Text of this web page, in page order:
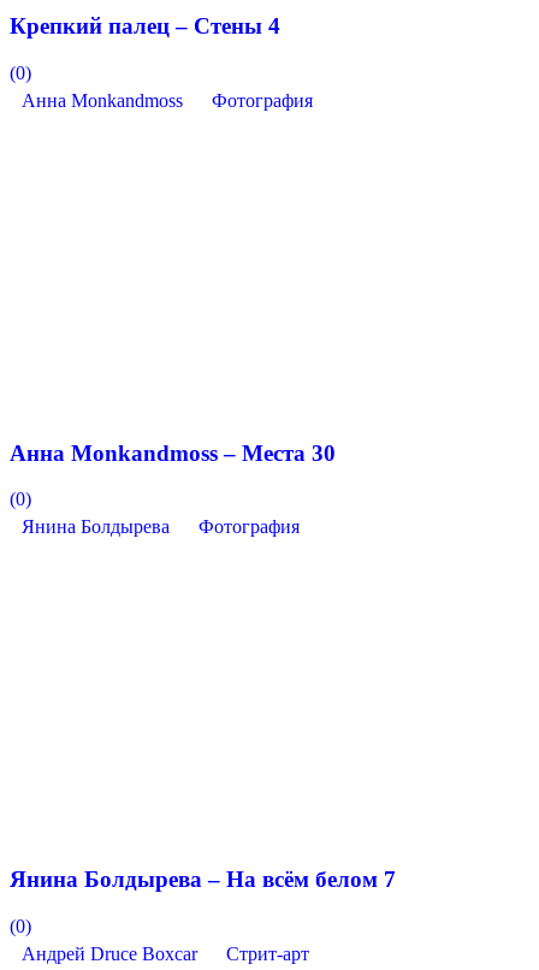
Крепкий палец – Стены 4
(0)
Анна Monkandmoss
Фотография
Анна Monkandmoss – Места 30
(0)
Янина Болдырева
Фотография
Янина Болдырева – На всём белом 7
(0)
Андрей Druce Boxcar
Стрит-арт